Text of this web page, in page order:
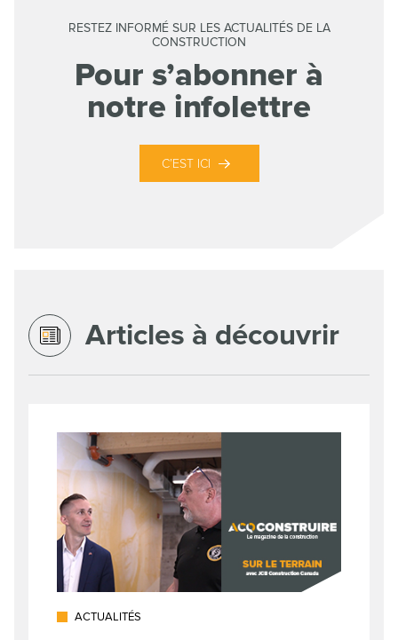
RESTEZ INFORMÉ SUR LES ACTUALITÉS DE LA
CONSTRUCTION
Pour s’abonner à
notre infolettre
C’EST ICI
Articles à découvrir
ACTUALITÉS